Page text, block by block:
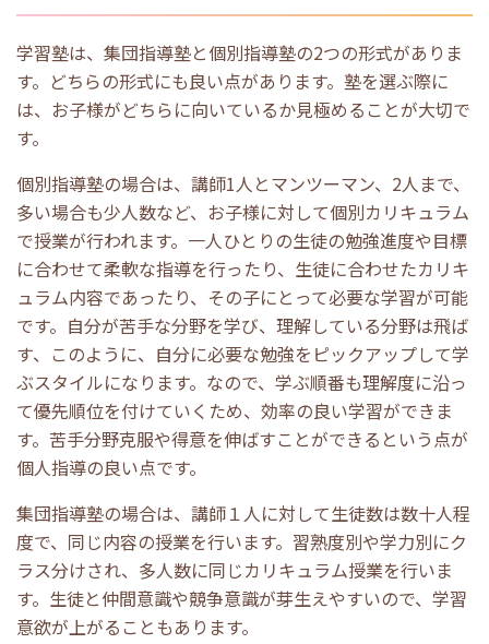
学習塾は、集団指導塾と個別指導塾の2つの形式がありま
す。どちらの形式にも良い点があります。塾を選ぶ際に
は、お子様がどちらに向いているか見極めることが大切で
す。
個別指導塾の場合は、講師1人とマンツーマン、 2人まで、
多い場合も少人数など、お子様に対して個別カリキュラム
で授業が行われます。一人ひとりの生徒の勉強進度や目標
に合わせて柔軟な指導を行ったり、生徒に合わせたカリキ
ュラム内容であったり、その子にとって必要な学習が可能
です。自分が苦手な分野を学び、理解している分野は飛ば
す、このように、自分に必要な勉強をピックアップして学
ぶスタイルになります。なので、学ぶ順番も理解度に沿っ
て優先順位を付けていくため、効率の良い学習ができま
す。苦手分野克服や得意を伸ばすことができるという点が
個人指導の良い点です。
集団指導塾の場合は、講師１人に対して生徒数は数十人程
度で、同じ内容の授業を行います。習熟度別や学力別にク
ラス分けされ、多人数に同じカリキュラム授業を行いま
す。生徒と仲間意識や競争意識が芽生えやすいので、学習
意欲が上がることもあります。